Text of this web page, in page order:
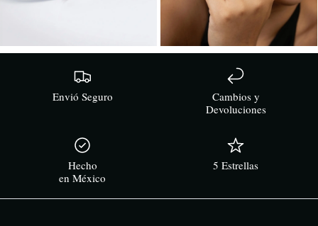
Envió Seguro
Cambios y
Devoluciones
Hecho
en México
5 Estrellas